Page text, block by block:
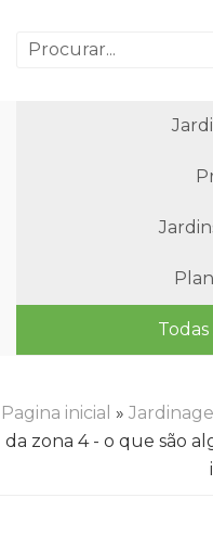
Pagina inicial »
da zona 4 - o que são